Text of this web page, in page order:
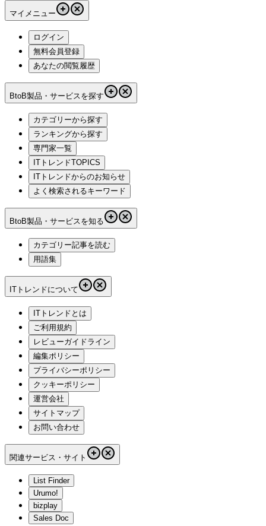
マイメニュー
ログイン
無料会員登録
あなたの閲覧履歴
BtoB製品・サービスを探す
カテゴリーから探す
ランキングから探す
専門家一覧
ITトレンドTOPICS
ITトレンドからのお知らせ
よく検索されるキーワード
BtoB製品・サービスを知る
カテゴリー記事を読む
用語集
ITトレンドについて
ITトレンドとは
ご利用規約
レビューガイドライン
編集ポリシー
プライバシーポリシー
クッキーポリシー
運営会社
サイトマップ
お問い合わせ
関連サービス・サイト
List Finder
Urumo!
bizplay
Sales Doc